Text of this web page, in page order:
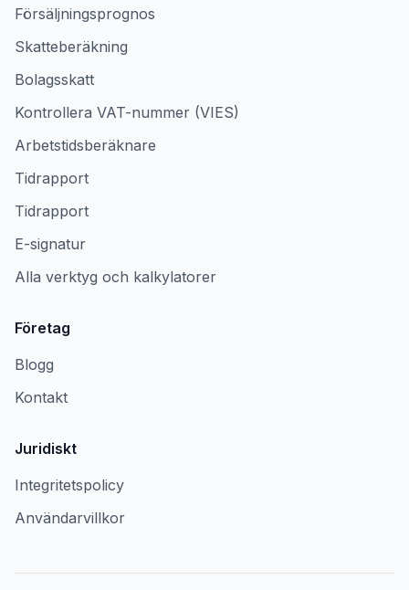
Försäljningsprognos
Skatteberäkning
Bolagsskatt
Kontrollera VAT-nummer (VIES)
Arbetstidsberäknare
Tidrapport
Tidrapport
E-signatur
Alla verktyg och kalkylatorer
Företag
Blogg
Kontakt
Juridiskt
Integritetspolicy
Användarvillkor